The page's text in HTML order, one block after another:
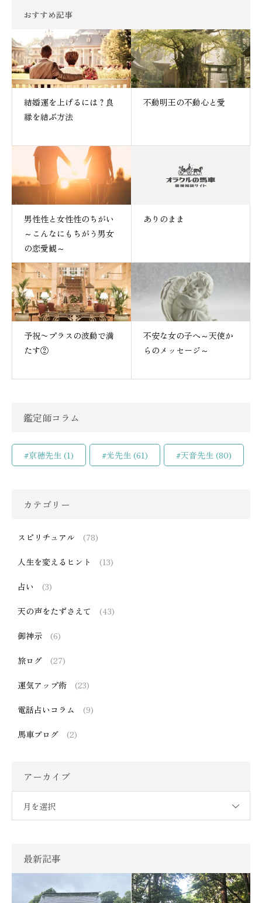
おすすめ記事
結婚運を上げるには？良
縁を結ぶ方法
不動明王の不動心と愛
男性性と女性性のちがい
～こんなにもちがう男女
の恋愛観～
ありのまま
予祝〜プラスの波動で満
たす②
不安な女の子へ～天使か
らのメッセージ～
鑑定師コラム
#京穂先生 (1) #光先生 (61) #天音先生 (80)
カテゴリー
スピリチュアル (78)
人生を変えるヒント (13)
占い (3)
天の声をたずさえて (43)
御神示 (6)
旅ログ (27)
運気アップ術 (23)
電話占いコラム (9)
馬車ブログ (2)
アーカイブ
月を選択
最新記事